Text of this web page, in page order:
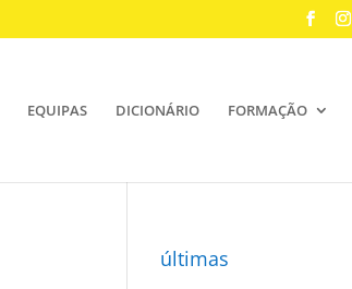
EQUIPAS DICIONÁRIO FORMAÇÃO
últimas